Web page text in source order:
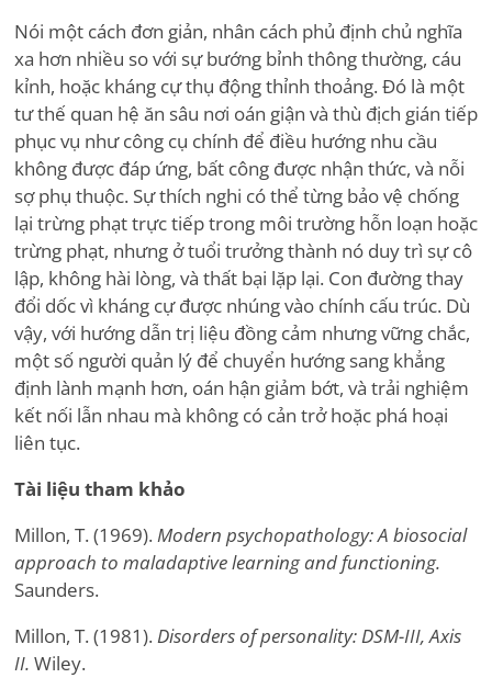
Nói một cách đơn giản, nhân cách phủ định chủ nghĩa
xa hơn nhiều so với sự bướng bỉnh thông thường, cáu
kỉnh, hoặc kháng cự thụ động thỉnh thoảng. Đó là một
tư thế quan hệ ăn sâu nơi oán giận và thù địch gián tiếp
phục vụ như công cụ chính để điều hướng nhu cầu
không được đáp ứng, bất công được nhận thức, và nỗi
sợ phụ thuộc. Sự thích nghi có thể từng bảo vệ chống
lại trừng phạt trực tiếp trong môi trường hỗn loạn hoặc
trừng phạt, nhưng ở tuổi trưởng thành nó duy trì sự cô
lập, không hài lòng, và thất bại lặp lại. Con đường thay
đổi dốc vì kháng cự được nhúng vào chính cấu trúc. Dù
vậy, với hướng dẫn trị liệu đồng cảm nhưng vững chắc,
một số người quản lý để chuyển hướng sang khẳng
định lành mạnh hơn, oán hận giảm bớt, và trải nghiệm
kết nối lẫn nhau mà không có cản trở hoặc phá hoại
liên tục.
Tài liệu tham khảo
Millon, T. (1969). Modern psychopathology: A biosocial
approach to maladaptive learning and functioning.
Saunders.
Millon, T. (1981). Disorders of personality: DSM-III, Axis
II. Wiley.